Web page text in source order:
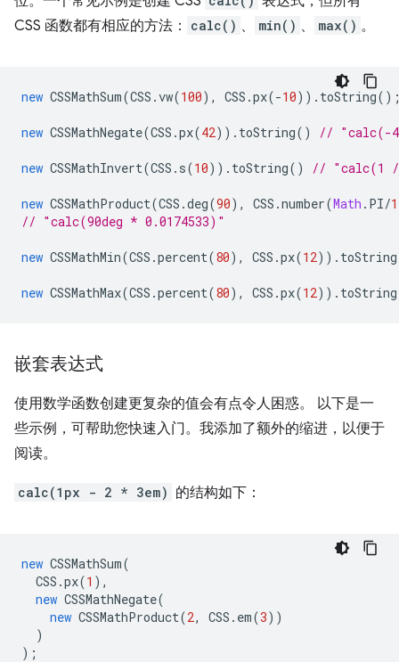
CSS 函数都有相应的方法：
calc() 、 min() 、 max() 。
new CSSMathSum(CSS .vw(100), CSS .px(-10)). toString
new CSSMathNegate(CSS .px(42)). toString() // "calc(-
new CSSMathInvert(CSS . s(10)). toString() // "calc(1
new CSSMathProduct(CSS .deg(90), CSS .number(Math . PI/
// "calc(90deg * 0.0174533)"
new CSSMathMin(CSS .percent(80), CSS .px(12)). toString
new CSSMathMax(CSS .percent(80), CSS .px(12)). toString
嵌套表达式
使用数学函数创建更复杂的值会有点令人困惑。 以下是一
些示例，可帮助您快速入门。我添加了额外的缩进，以便于
阅读。
calc(1px - 2 * 3em) 的结构如下：
new CSSMathSum(
CSS .px(1 ),
new CSSMathNegate(
new CSSMathProduct(2, CSS . em(3))
)
);